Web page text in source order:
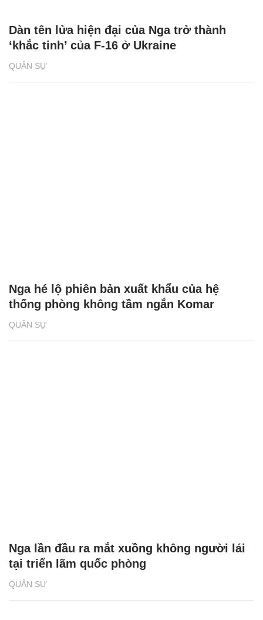
QUÂN SỰ
Dàn tên lửa hiện đại của Nga trở thành
‘khắc tinh’ của F-16 ở Ukraine
QUÂN SỰ
Nga hé lộ phiên bản xuất khẩu của hệ
thống phòng không tầm ngắn Komar
QUÂN SỰ
Nga lần đầu ra mắt xuồng không người lái
tại triển lãm quốc phòng